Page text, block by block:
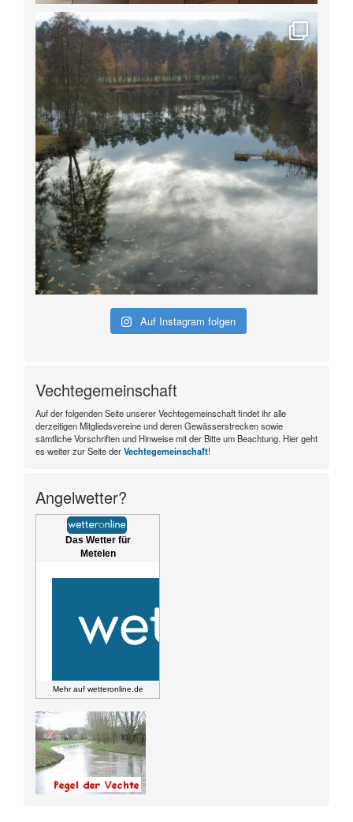
Auf Instagram folgen
Vechtegemeinschaft
Auf der folgenden Seite unserer Vechtegemeinschaft findet ihr alle
derzeitigen Mitgliedsvereine und deren Gewässerstrecken sowie
sämtliche Vorschriften und Hinweise mit der Bitte um Beachtung. Hier geht
es weiter zur Seite derVechtegemeinschaft!
Angelwetter?
Das Wetter für
Metelen
Mehr auf wetteronline.de